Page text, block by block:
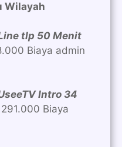
Wilayah
tlp 50 Menit
Biaya admin
Intro 34
291.000 Biaya